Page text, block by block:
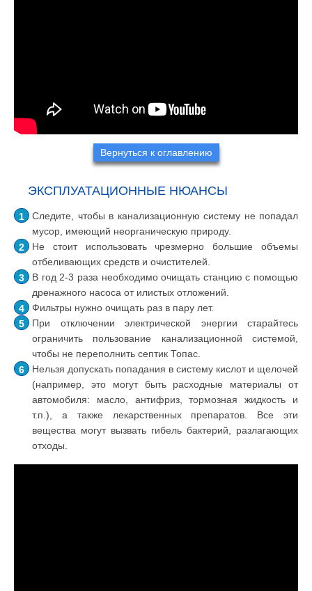
Вернуться к оглавлению
ЭКСПЛУАТАЦИОННЫЕ НЮАНСЫ
Следите, чтобы в канализационную систему не попадал
мусор, имеющий неорганическую природу.
Не стоит использовать чрезмерно большие объемы
отбеливающих средств и очистителей.
В год 2-3 раза необходимо очищать станцию с помощью
дренажного насоса от илистых отложений.
Фильтры нужно очищать раз в пару лет.
При отключении электрической энергии старайтесь
ограничить пользование канализационной системой,
чтобы не переполнить септик Топас.
Нельзя допускать попадания в систему кислот и щелочей
(например, это могут быть расходные материалы от
автомобиля: масло, антифриз, тормозная жидкость и
т.п.), а также лекарственных препаратов. Все эти
вещества могут вызвать гибель бактерий, разлагающих
отходы.